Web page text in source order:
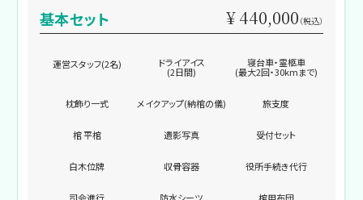
基本セット ¥ 440,000 （税込）
運営スタッフ(2名) ドライアイス
(2日間)
寝台車・霊柩車
(最大2回・30kmまで)
枕飾り一式 メイクアップ(納棺の儀) 旅支度
棺 平棺 遺影写真 受付セット
白木位牌 収骨容器 役所手続き代行